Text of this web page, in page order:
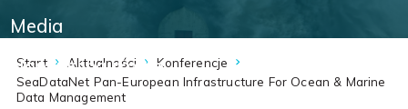
Media
Nowinki naukowe
Start Aktualności
Konferencje
SeaDataNet Pan-European Infrastructure For Ocean & Marine
Data Management